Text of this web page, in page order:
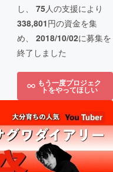
し、 75人の支援により
338,801円の資金を集
め、 2018/10/02に募集を
終了しました
もう一度プロジェク
トをやってほしい